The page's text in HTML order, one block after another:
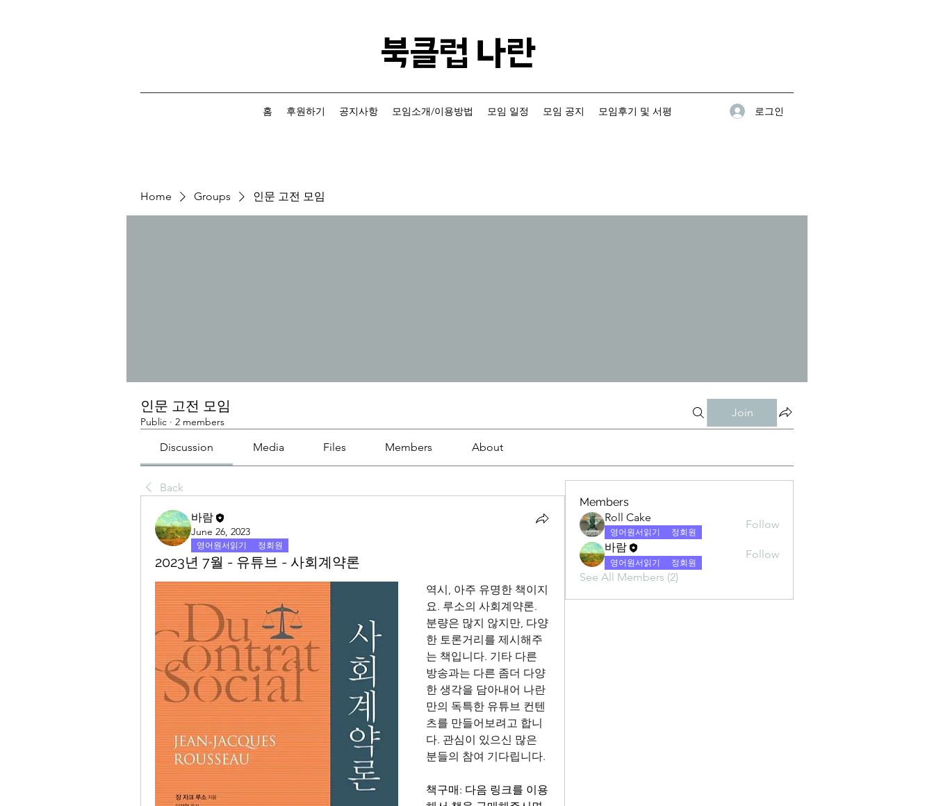
​북클럽 나란
홈 후원하기 공지사항 모임소개/이용방법 모임 일정 모임 공지 모임후기 및 서평 로그인
Home Groups 인문 고전 모임
인문 고전 모임
Public · 2 members
Join
Discussion Media Files Members About
Back
바람
June 26, 2023
영어원서읽기 정회원
2023년 7월 - 유튜브 - 사회계약론
역시, 아주 유명한 책이지
요. 루소의 사회계약론.
분량은 많지 않지만, 다양
한 토론거리를 제시해주
는 책입니다. 기타 다른
방송과는 다른 좀더 다양
한 생각을 담아내어 나란
만의 독특한 유튜브 컨텐
츠를 만들어보려고 합니
다. 관심이 있으신 많은
분들의 참여 기다립니다.
책구매: 다음 링크를 이용
Members
Roll Cake
영어원서읽기 정회원
Follow
바람
영어원서읽기 정회원
Follow
See All Members (2)